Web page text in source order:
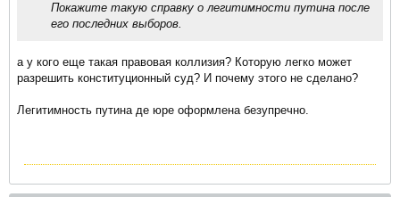
Покажите такую справку о легитимности путина после
его последних выборов.
а у кого еще такая правовая коллизия? Которую легко может
разрешить конституционный суд? И почему этого не сделано?
Легитимность путина де юре оформлена безупречно.​